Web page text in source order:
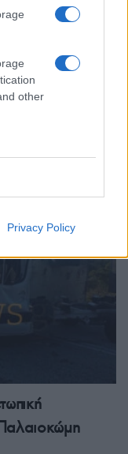
other
Privacy Policy
–
του στην